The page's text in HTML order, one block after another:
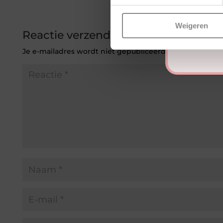
Weigeren
Reactie verzenden
Je e-mailadres wordt niet gepubliceerd. Vereiste